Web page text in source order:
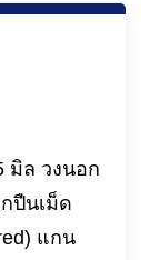
มิล วงนอก
ปืนเม็ด
แกน